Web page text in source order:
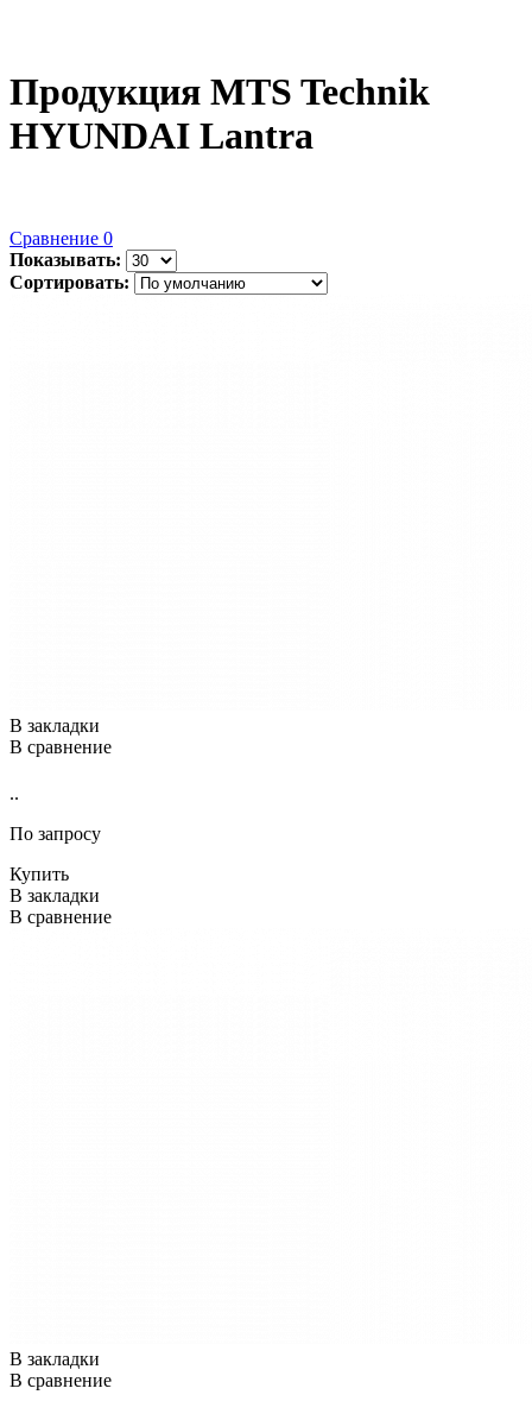
Продукция MTS Technik
HYUNDAI Lantra
Сравнение 0
Показывать:
Сортировать:
В закладки
В сравнение
..
По запросу
Купить
В закладки
В сравнение
В закладки
В сравнение